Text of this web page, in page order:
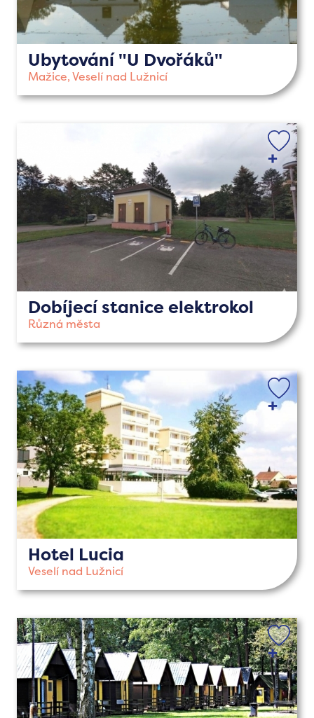
Ubytování "U Dvořáků"
Mažice, Veselí nad Lužnicí
Dobíjecí stanice elektrokol
Různá města
Hotel Lucia
Veselí nad Lužnicí